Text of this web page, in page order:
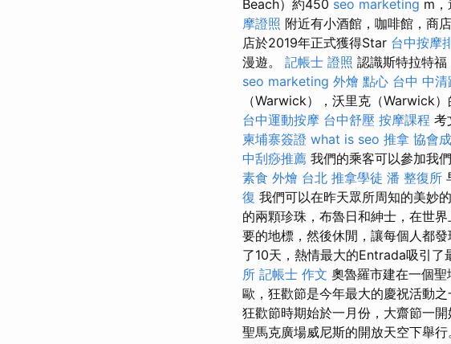
Beach）約450 seo marketing m，
摩證照 附近有小酒館，咖啡館，商
店於2019年正式獲得Star 台中按摩
漫遊。 記帳士 證照 認識斯特拉特福
seo marketing 外燴 點心 台中 中
（Warwick），沃里克（Warwick
台中運動按摩 台中舒壓 按摩課程 考
柬埔寨簽證 what is seo 推拿 協會
中刮痧推薦 我們的乘客可以參加我
素食 外燴 台北 推拿學徒 潘 整復所
復 我們可以在昨天眾所周知的美妙
的兩顆珍珠，布魯日和紳士，在世界
要的地標，然後休閒，讓每個人都
了10天，熱情最大的Entrada吸引了
所 記帳士 作文 奧魯羅市建在一個
歐，狂歡節是今年最大的慶祝活動
狂歡節時期始於一月份，大齋節一開
聖馬克廣場威尼斯的開放天空下舉行